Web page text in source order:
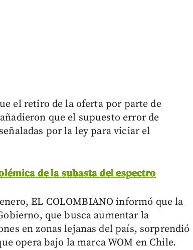
el retiro de la oferta por parte de
que el supuesto error de
por la ley para viciar el
de la subasta del espectro
EL COLOMBIANO informó que la
que busca aumentar la
en zonas lejanas del país, sorprendió
opera bajo la marca WOM en Chile.